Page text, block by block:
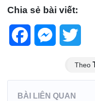
Chia sẻ bài viết:
Facebook
Theo
BÀI LIÊN QUAN